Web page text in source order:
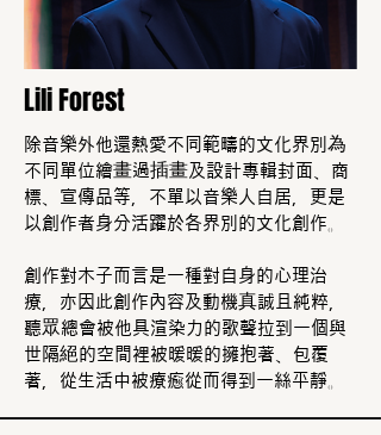
Lili Forest
除音樂外他還熱愛不同範疇的文化界別為
不同單位繪畫過插畫及設計專輯封面、商
標、宣傳品等，不單以音樂人自居，更是
以創作者身分活躍於各界別的文化創作。
創作對木子而言是一種對自身的心理治
療，亦因此創作內容及動機真誠且純粹，
聽眾總會被他具渲染力的歌聲拉到一個與
世隔絕的空間裡被暖暖的擁抱著、包覆
著，從生活中被療癒從而得到一絲平靜。